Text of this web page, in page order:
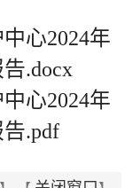
心2024年
.docx
心2024年
.pdf